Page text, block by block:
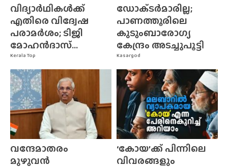
Kerala Top
വിദ്യാർഥികൾക്ക്
എതിരെ വിദ്വേഷ
പരാമർശം; ടിജി
മോഹൻദാസ്...
Kasargod
ഡോക്‌ടർമാരില്ല;
പാണത്തൂരിലെ
കുടുംബാരോഗ്യ
കേന്ദ്രം അടച്ചുപൂട്ടി
വന്ദേമാതരം
മുഴുവൻ
‘കോയ’ക്ക് പിന്നിലെ
വിവരങ്ങളും